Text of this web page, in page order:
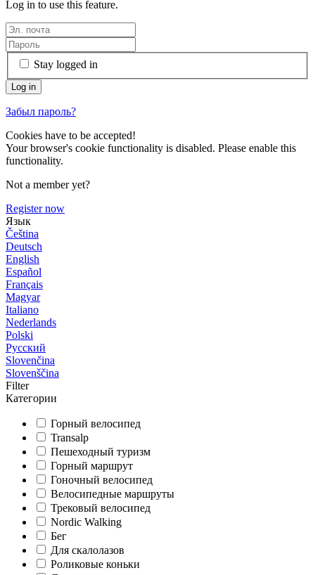
Log in to use this feature.
Stay logged in
Забыл пароль?
Cookies have to be accepted!
Your browser's cookie functionality is disabled. Please enable this
functionality.
Not a member yet?
Register now
Язык
Čeština
Deutsch
English
Español
Français
Magyar
Italiano
Nederlands
Polski
Русский
Slovenčina
Slovenščina
Filter
Категории
Горный велосипед
Transalp
Пешеходный туризм
Горный маршрут
Гоночный велосипед
Велосипедные маршруты
Трековый велосипед
Nordic Walking
Бег
Для скалолазов
Роликовые коньки